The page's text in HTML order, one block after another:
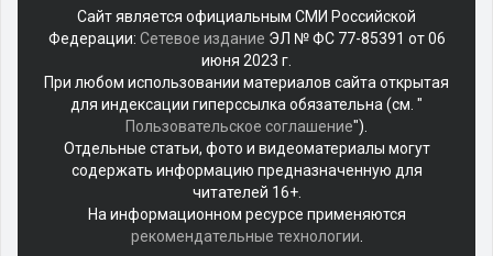
yakın
olan
arkadaşına
misafir
olarak
kalmaya
gelen
genç
sikiş
adam
arkadaşının
Сайт является официальным СМИ Российской
Федерации: Сетевое издание ЭЛ № ФС 77-85391 от 06
июня 2023 г.
При любом использовании материалов сайта открытая
для индексации гиперссылка обязательна (см. "
Пользовательское соглашение").
Отдельные статьи, фото и видеоматериалы могут
содержать информацию предназначенную для
читателей 16+.
На информационном ресурсе применяются
рекомендательные технологии